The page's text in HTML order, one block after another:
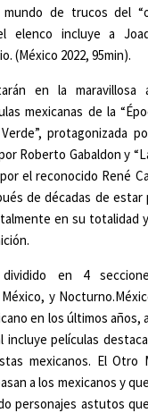
de trucos del
elenco incluye a
(México 2022, 95min).
en la maravillosa
mexicanas de la
Verde”, protagonizada
Roberto Gabaldon y
el reconocido René
de décadas de estar
en su totalidad
en 4
y
en los últimos años,
incluye películas
mexicanos. El Otro
a los mexicanos y
personajes astutos